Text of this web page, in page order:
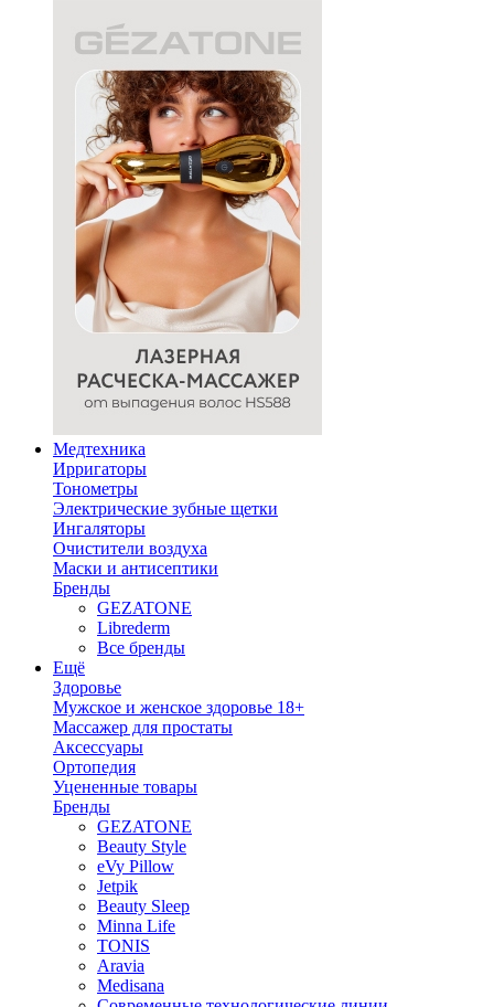
Медтехника
Ирригаторы
Тонометры
Электрические зубные щетки
Ингаляторы
Очистители воздуха
Маски и антисептики
Бренды
GEZATONE
Librederm
Все бренды
Ещё
Здоровье
Мужское и женское здоровье 18+
Массажер для простаты
Аксессуары
Ортопедия
Уцененные товары
Бренды
GEZATONE
Beauty Style
eVy Pillow
Jetpik
Beauty Sleep
Minna Life
TONIS
Aravia
Medisana